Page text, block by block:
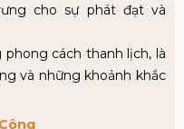
cho sự phát đạt và
phong cách thanh lịch, là
và những khoảnh khắc